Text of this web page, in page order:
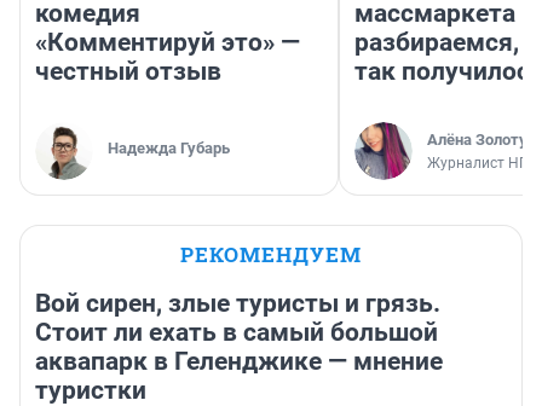
комедия
«Комментируй это» —
честный отзыв
Надежда Губарь
массмаркета —
разбираемся,
так
Алёна
Журналист НГС
РЕКОМЕНДУЕМ
Вой сирен, злые туристы и грязь.
Стоит ли ехать в самый большой
аквапарк в Геленджике — мнение
туристки